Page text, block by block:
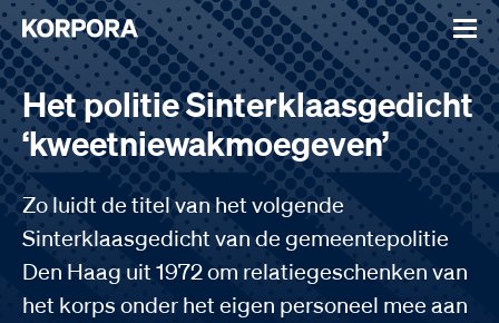
Het politie Sinterklaasgedicht
‘kweetniewakmoegeven’
Zo luidt de titel van het volgende
Sinterklaasgedicht van de gemeentepolitie
Den Haag uit 1972 om relatiegeschenken van
het korps onder het eigen personeel mee aan